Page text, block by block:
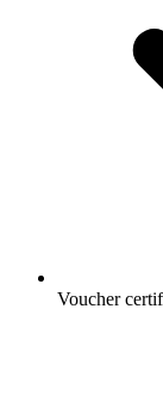
Voucher